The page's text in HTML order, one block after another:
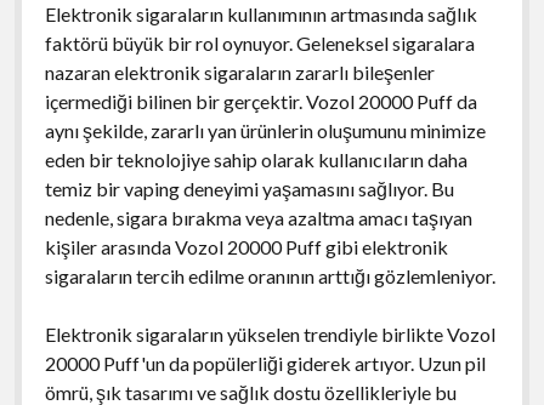
Elektronik sigaraların kullanımının artmasında sağlık
faktörü büyük bir rol oynuyor. Geleneksel sigaralara
nazaran elektronik sigaraların zararlı bileşenler
içermediği bilinen bir gerçektir. Vozol 20000 Puff da
aynı şekilde, zararlı yan ürünlerin oluşumunu minimize
eden bir teknolojiye sahip olarak kullanıcıların daha
temiz bir vaping deneyimi yaşamasını sağlıyor. Bu
nedenle, sigara bırakma veya azaltma amacı taşıyan
kişiler arasında Vozol 20000 Puff gibi elektronik
sigaraların tercih edilme oranının arttığı gözlemleniyor.
Elektronik sigaraların yükselen trendiyle birlikte Vozol
20000 Puff'un da popülerliği giderek artıyor. Uzun pil
ömrü, şık tasarımı ve sağlık dostu özellikleriyle bu